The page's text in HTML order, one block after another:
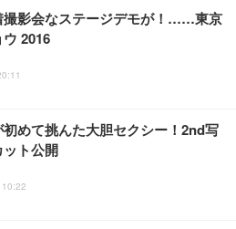
パソコンチェア (ブラック)
スチェア デスクチェア 疲れない テレ
強化バックレスト 30度ロッキング機
子 腰サポート 90度跳ね上げ式アーム
パソコンチェア (ホワイト)
ィスチェア デスクチェア 肘なし メ
ランバーサポート付き 腰サポート ガ
360度回転 キャスター付き コンパク
Dell E2724HS 27インチ 液晶モニタ
）VA 非光沢 HDMI/DisplayP
カー内蔵 高さ調整 スイベル VESA対
280Hz/FHD】GRAPHT THE S
Monitor 24” Essential ゲーミン
24.5インチ 1ms FHD 量子ドット 残
マートベーシック) 【Amazon.co.jp
Basic アイリスオーヤマ ペットシーツ
ワイド 100枚入 (x 1) (ケース販売)
マ ペットシーツ 超厚型 お徳用 レギ
【Amazon.co.jp限定】
撮影会なステージデモが！……東京
2016
めて挑んた大胆セクシー！2nd写
ト公開